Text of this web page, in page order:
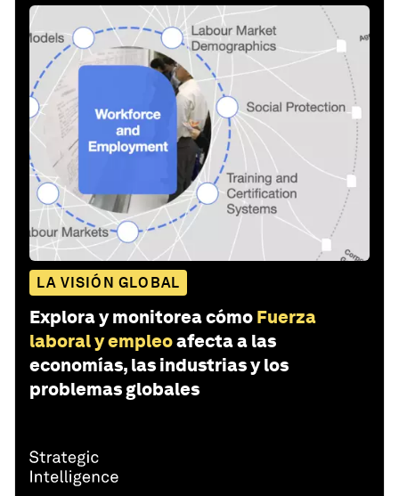
LA VISIÓN GLOBAL
Explora y monitorea cómo Fuerza
laboral y empleoafecta a las
economías, las industrias y los
problemas globales